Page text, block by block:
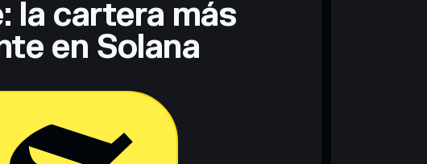
la cartera más
en Solana